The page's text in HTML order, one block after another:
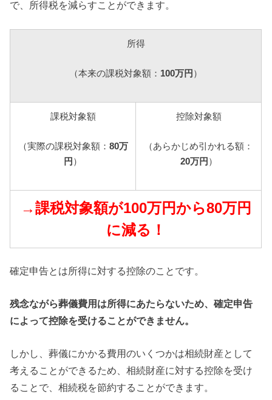
で、所得税を減らすことができます。
所得
（本来の課税対象額： 100万円 ）
課税対象額
（実際の課税対象額： 80万
円 ）
控除対象額
（あらかじめ引かれる額：
20万円 ）
→課税対象額が100万円から80万円
に減る！
確定申告とは所得に対する控除のことです。
残念ながら葬儀費用は所得にあたらないため、確定申告
によって控除を受けることができません。
しかし、葬儀にかかる費用のいくつかは相続財産として
考えることができるため、相続財産に対する控除を受け
ることで、相続税を節約することができます。